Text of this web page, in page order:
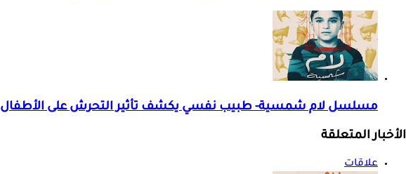
مسلسل لام شمسية- طبيب نفسي يكشف تأثير التحرش على الأطفال
الأخبار المتعلقة
علاقات